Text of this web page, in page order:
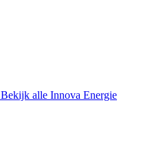
Bekijk alle Innova Energie